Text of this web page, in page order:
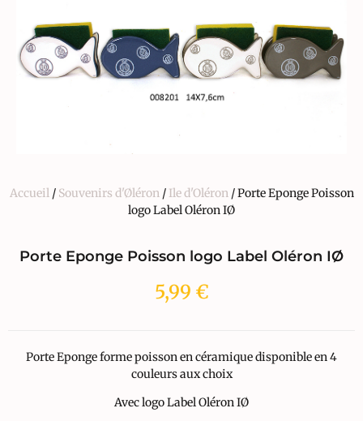
Accueil/ Souvenirs d'Øléron/ Ile d'Oléron/ Porte Eponge Poisson
logo Label Oléron IØ
Porte Eponge Poisson logo Label Oléron IØ
5,99 €
Porte Eponge forme poisson en céramique disponible en 4
couleurs aux choix
Avec logo Label Oléron IØ